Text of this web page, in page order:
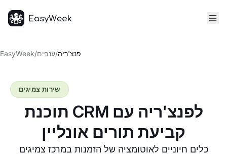
EasyWeek/ענפים/פנצ'ריה
תוכנת CRM לפנצ'ריה עם
קביעת תורים אונליין
כלים חיוניים לאוטומציה של הזמנות במרכז צמיגים
שירות צמיגים